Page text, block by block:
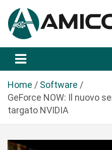
a
Amicopc.com
Home
Software
GeForce NOW: Il nuovo
targato NVIDIA